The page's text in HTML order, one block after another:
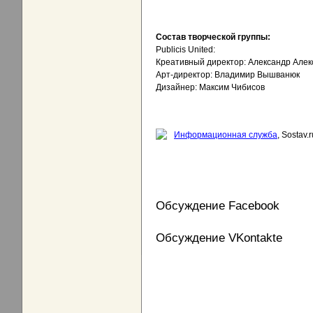
Состав творческой группы:
Publicis United:
Креативный директор: Александр
Арт-директор: Владимир Вышванюк
Дизайнер: Максим Чибисов
Информационная служба,
Обсуждение Facebook
Обсуждение VKontakte